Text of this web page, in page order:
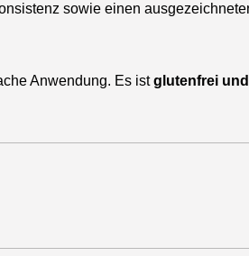
sowie einen
Anwendung. Es istglutenfrei